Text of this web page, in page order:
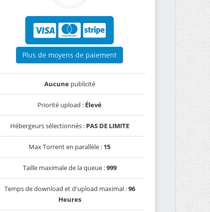
Plus de moyens de paiement
Aucunepublicité
Priorité upload : Élevé
Hébergeurs sélectionnés : PAS DE LIMITE
Max Torrent en parallèle : 15
Taille maximale de la queue :999
Temps de download et d'upload maximal :96
Heures